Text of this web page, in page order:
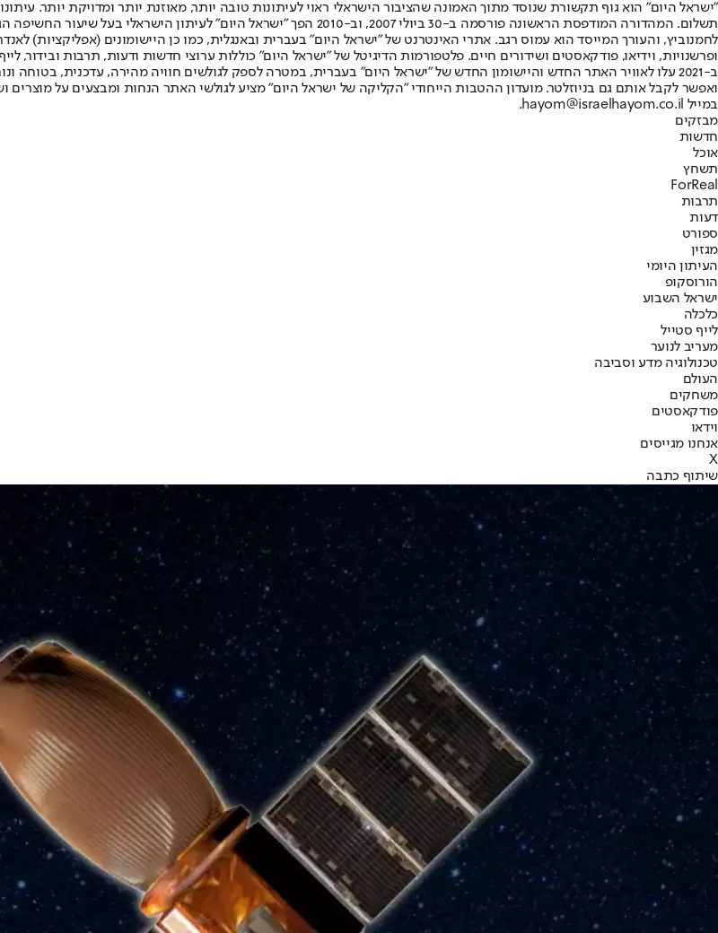
"ישראל היום" הוא גוף תקשורת שנוסד מתוך האמונה שהציבור הישראלי ראוי לעיתונות טובה יותר, מאוזנת יותר ומדויקת יותר.
תשלום. המהדורה המודפסת הראשונה פורסמה ב-30 ביולי 2007, וב-2010 הפך "ישראל
ופרשנויות, וידיאו, פודקאסטים ושידורים חיים. פלטפורמות הדיגיטל של "ישראל היום" כוללות ערוצי חדשות ודעות, תרבות ובידור,
ב-2021 עלו לאוויר האתר החדש והיישומון החדש של "ישראל היום" בעברית, במטרה לספק לגולשים חוויה מהירה, עדכנית,
ואפשר לקבל אותם גם בניוזלטר. מועדון ההטבות הייחודי "הקליקה של ישראל היום" מציע לגולשי האתר הנחות ומבצעים על מוצרים
במייל hayom@israelhayom.co.il.
מבזקים
חדשות
אוכל
תשחץ
ForReal
תרבות
דעות
ספורט
מגזין
העיתון היומי
הורוסקופ
ישראל השבוע
כלכלה
לייף סטייל
מעריב לנוער
טכנולוגיה מדע וסביבה
העולם
משחקים
פודקאסטים
וידאו
אנחנו מגייסים
X
שיתוף כתבה